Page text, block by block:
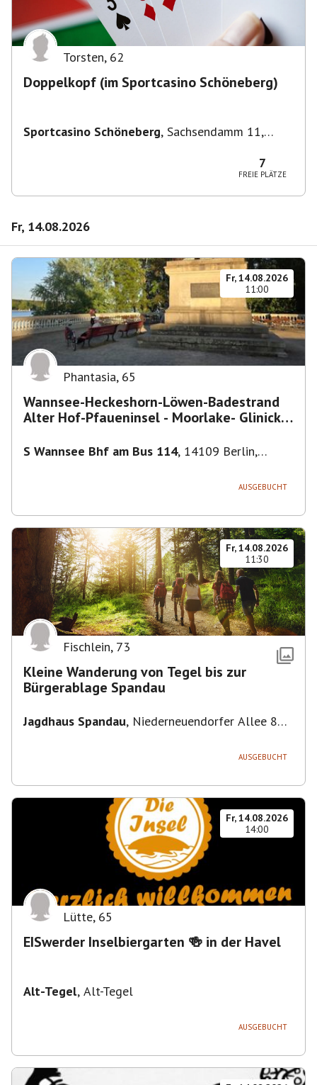
Torsten, 62
Doppelkopf (im Sportcasino Schöneberg)
Sportcasino Schöneberg, Sachsendamm 11,
7
FREIE PLÄTZE
Fr, 14.08.2026
Fr, 14.08.2026
11:00
Phantasia, 65
Wannsee-Heckeshorn-Löwen-Badestrand
Alter Hof-Pfaueninsel - Moorlake- Glinicker
S Wannsee Bhf am Bus 114, 14109 Berlin,
AUSGEBUCHT
Fr, 14.08.2026
11:30
Fischlein, 73
Kleine Wanderung von Tegel bis zur
Bürgerablage Spandau
Jagdhaus Spandau, Niederneuendorfer Allee 80,
AUSGEBUCHT
Fr, 14.08.2026
14:00
Lütte, 65
EISwerder Inselbiergarten 🍻 in der Havel
Alt-Tegel, Alt-Tegel
AUSGEBUCHT